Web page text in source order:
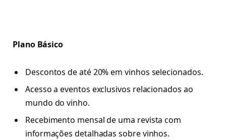
Plano Básico
Descontos de até 20% em vinhos selecionados.
Acesso a eventos exclusivos relacionados ao
mundo do vinho.
Recebimento mensal de uma revista com
informações detalhadas sobre vinhos.